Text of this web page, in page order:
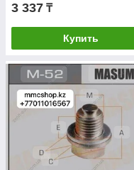
3 337 ₸
Купить